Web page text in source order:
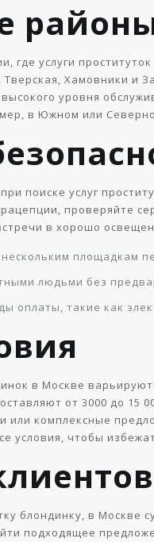
где услуги
Хамовники и
уровня
в Южном или
поиске услуг
проверяйте
в хорошо
площадкам
людьми без
оплаты, такие как
в Москве
от 3000 до 15
комплексные
условия, чтобы
блондинку, в
подходящее